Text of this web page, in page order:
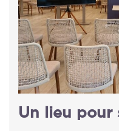
Un lieu pour